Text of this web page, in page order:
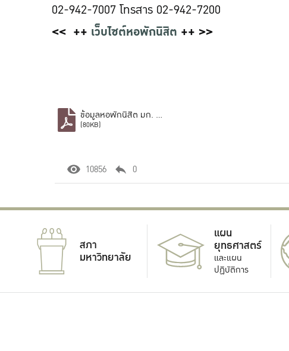
02-942-7007 โทรสาร 02-942-7200
<< ++ เว็บไซต์หอพักนิสิต ++ >>
ข้อมูลหอพักนิสิต มก. บางเขน.pdf
(80KB)
10856 0
สภา
มหาวิทยาลัย
แผน
ยุทธศาสตร์
และแผน
ปฏิบัติการ